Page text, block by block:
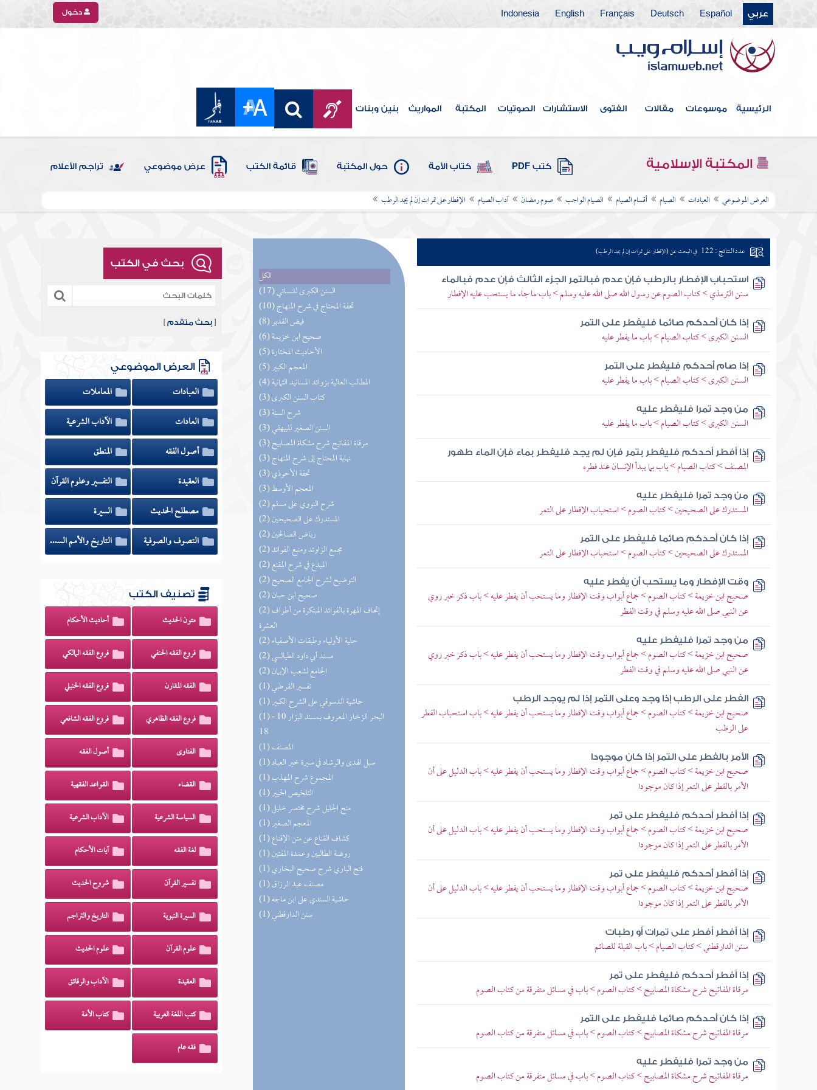
عربي Español
Deutsch
Français
English
Indonesia دخول
الرئيسية موسوعات مقالات الفتوى الاستشارات الصوتيات المكتبة المواريث بنين وبنات
المكتبة الإسلامية كتب PDF كتاب الأمة حول المكتبة قائمة الكتب عرض موضوعي تراجم الأعلام
العرض الموضوعي العبادات الصيام أقسام الصيام الصيام الواجب صوم رمضان آداب الصيام الإفطار على تمرات إن لم يجد الرطب
الكل
(17) السنن الكبرى للنسائي
(10) تحفة المحتاج في شرح المنهاج
(8) فيض القدير
(6) صحيح ابن خزيمة
(5) الأحاديث المختارة
(5) المعجم الكبير
(4) المطالب العالية بزوائد المسانيد الثمانية
(3) كتاب السنن الكبرى
(3) شرح السنة
(3) السنن الصغير للبيهقي
(3) مرقاة المفاتيح شرح مشكاة المصابيح
(3) نهاية المحتاج إلى شرح المنهاج
(3) تحفة الأحوذي
(3) المعجم الأوسط
(2) شرح النووي على مسلم
(2) المستدرك على الصحيحين
(2) رياض الصالحين
(2) مجمع الزاوئد ومنبع الفوائد
(2) المبدع في شرح المقنع
(2) التوضيح لشرح الجامع الصحيح
(2) صحيح ابن حبان
(2) إتحاف المهرة بالفوائد المبتكرة من أطراف
العشرة
(2) حلية الأولياء وطبقات الأصفياء
(2) مسند أبي داود الطيالسي
(2) الجامع لشعب الإيمان
(1) تفسير القرطبي
(1) حاشية الدسوقي على الشرح الكبير
(1) البحر الزخار المعروف بمسند البزار 10 -
18
(1) المصنف
(1) سبل الهدى والرشاد في سيرة خير العباد
(1) المجموع شرح المهذب
(1) التلخيص الحبير
(1) منح الجليل شرح مختصر خليل
(1) المعجم الصغير
(1) كشاف القناع عن متن الإقناع
(1) روضة الطالبين وعمدة المفتين
(1) فتح الباري شرح صحيح البخاري
(1) مصنف عبد الرزاق
(1) حاشية السندي على ابن ماجه
(1) سنن الدارقطني
عدد النتائج : 122 في البحث عن (الإفطار على تمرات إن لم يجد الرطب)
استحباب الإفطار بالرطب فإن عدم فبالتمر الجزء الثالث فإن عدم فبالماء
سنن الترمذي > كتاب الصوم عن رسول الله صلى الله عليه وسلم > باب ما جاء ما يستحب عليه الإفطار
إذا كان أحدكم صائما فليفطر على التمر
السنن الكبرى > كتاب الصيام > باب ما يفطر عليه
إذا صام أحدكم فليفطر على التمر
السنن الكبرى > كتاب الصيام > باب ما يفطر عليه
من وجد تمرا فليفطر عليه
السنن الكبرى > كتاب الصيام > باب ما يفطر عليه
إذا أفطر أحدكم فليفطر بتمر فإن لم يجد فليفطر بماء فإن الماء طهور
المصنف > كتاب الصيام > باب بما يبدأ الإنسان عند فطره
من وجد تمرا فليفطر عليه
المستدرك على الصحيحين > كتاب الصوم > استحباب الإفطار على التمر
إذا كان أحدكم صائما فليفطر على التمر
المستدرك على الصحيحين > كتاب الصوم > استحباب الإفطار على التمر
وقت الإفطار وما يستحب أن يفطر عليه
صحيح ابن خزيمة > كتاب الصوم > جماع أبواب وقت الإفطار وما يستحب أن يفطر عليه > باب ذكر خبر روي
عن النبي صلى الله عليه وسلم في وقت الفطر
من وجد تمرا فليفطر عليه
صحيح ابن خزيمة > كتاب الصوم > جماع أبواب وقت الإفطار وما يستحب أن يفطر عليه > باب ذكر خبر روي
عن النبي صلى الله عليه وسلم في وقت الفطر
الفطر على الرطب إذا وجد وعلى التمر إذا لم يوجد الرطب
صحيح ابن خزيمة > كتاب الصوم > جماع أبواب وقت الإفطار وما يستحب أن يفطر عليه > باب استحباب الفطر
على الرطب
الأمر بالفطر على التمر إذا كان موجودا
صحيح ابن خزيمة > كتاب الصوم > جماع أبواب وقت الإفطار وما يستحب أن يفطر عليه > باب الدليل على أن
الأمر بالفطر على التمر إذا كان موجودا
إذا أفطر أحدكم فليفطر على تمر
صحيح ابن خزيمة > كتاب الصوم > جماع أبواب وقت الإفطار وما يستحب أن يفطر عليه > باب الدليل على أن
الأمر بالفطر على التمر إذا كان موجودا
إذا أفطر أحدكم فليفطر على تمر
صحيح ابن خزيمة > كتاب الصوم > جماع أبواب وقت الإفطار وما يستحب أن يفطر عليه > باب الدليل على أن
الأمر بالفطر على التمر إذا كان موجودا
إذا أفطر أفطر على تمرات أو رطبات
سنن الدارقطني > كتاب الصيام > باب القبلة للصائم
إذا أفطر أحدكم فليفطر على تمر
مرقاة المفاتيح شرح مشكاة المصابيح > كتاب الصوم > باب في مسائل متفرقة من كتاب الصوم
إذا كان أحدكم صائما فليفطر على التمر
مرقاة المفاتيح شرح مشكاة المصابيح > كتاب الصوم > باب في مسائل متفرقة من كتاب الصوم
من وجد تمرا فليفطر عليه
مرقاة المفاتيح شرح مشكاة المصابيح > كتاب الصوم > باب في مسائل متفرقة من كتاب الصوم
بحث في الكتب
[بحث متقدم ]
العرض الموضوعي
العبادات
المعاملات
العادات
الآداب الشرعية
أصول الفقه
المنطق
العقيدة
التفسير وعلوم القرآن
مصطلح الحديث
السيرة
التصوف والصوفية
التاريخ والأمم السابقة
تصنيف الكتب
متون الحديث أحاديث الأحكام
فروع الفقه الحنفي فروع الفقه المالكي
الفقه المقارن فروع الفقه الحنبلي
فروع الفقه الظاهري فروع الفقه الشافعي
الفتاوى أصول الفقه
القضاء القواعد الفقهية
السياسة الشرعية الآداب الشرعية
لغة الفقه آيات الأحكام
تفسير القرآن شروح الحديث
السيرة النبوية التاريخ والتراجم
علوم القرآن علوم الحديث
العقيدة الآداب والرقائق
كتب اللغة العربية كتاب الأمة
فقه عام